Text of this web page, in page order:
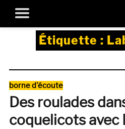
Étiquette :
Catégories
borne d'écoute
Des roulades
coquelicots avec